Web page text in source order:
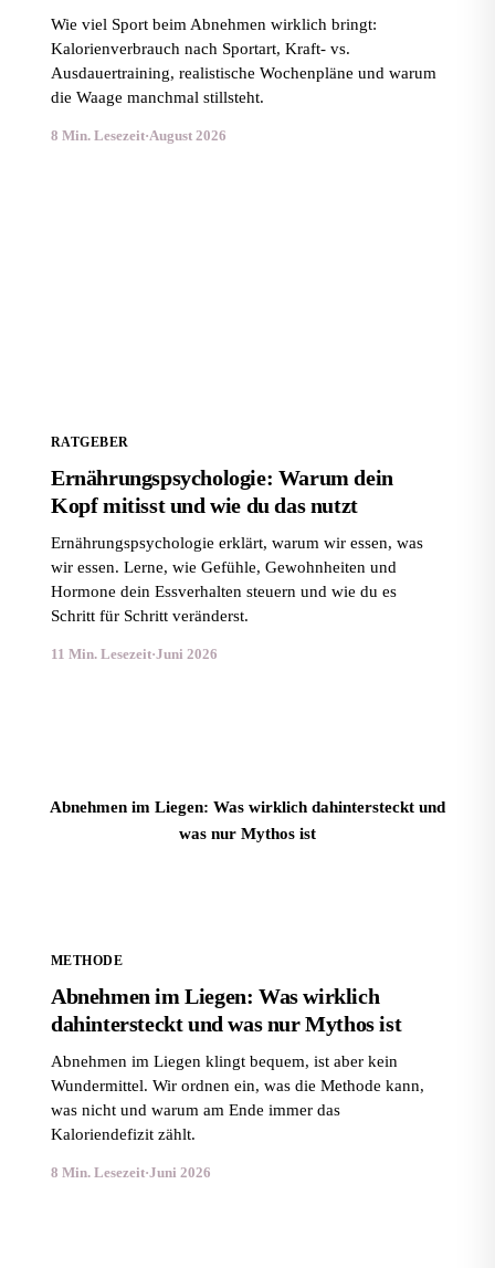
Wie viel Sport beim Abnehmen wirklich bringt:
Kalorienverbrauch nach Sportart, Kraft- vs.
Ausdauertraining, realistische Wochenpläne und warum
die Waage manchmal stillsteht.
8 Min. Lesezeit·August 2026
RATGEBER
Ernährungspsychologie: Warum dein
Kopf mitisst und wie du das nutzt
Ernährungspsychologie erklärt, warum wir essen, was
wir essen. Lerne, wie Gefühle, Gewohnheiten und
Hormone dein Essverhalten steuern und wie du es
Schritt für Schritt veränderst.
11 Min. Lesezeit·Juni 2026
Abnehmen im Liegen: Was wirklich dahintersteckt und
was nur Mythos ist
METHODE
Abnehmen im Liegen: Was wirklich
dahintersteckt und was nur Mythos ist
Abnehmen im Liegen klingt bequem, ist aber kein
Wundermittel. Wir ordnen ein, was die Methode kann,
was nicht und warum am Ende immer das
Kaloriendefizit zählt.
8 Min. Lesezeit·Juni 2026